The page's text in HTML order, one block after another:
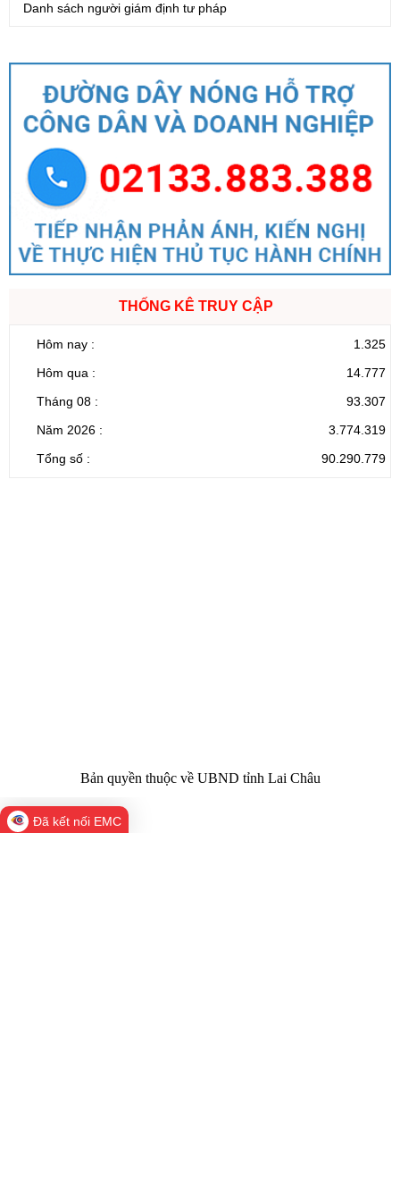
Danh sách người giám định tư pháp
THỐNG KÊ TRUY CẬP
Hôm nay :
1.325
Hôm qua :
14.777
Tháng 08 :
93.307
Năm 2026 :
3.774.319
Tổng số :
90.290.779
Bản quyền thuộc về UBND tỉnh Lai Châu
Đã kết nối EMC